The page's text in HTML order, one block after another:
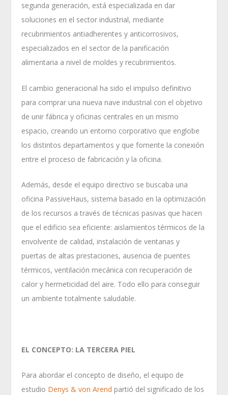
segunda generación, está especializada en dar
soluciones en el sector industrial, mediante
recubrimientos antiadherentes y anticorrosivos,
especializados en el sector de la panificación
alimentaria a nivel de moldes y recubrimientos.
El cambio generacional ha sido el impulso definitivo
para comprar una nueva nave industrial con el objetivo
de unir fábrica y oficinas centrales en un mismo
espacio, creando un entorno corporativo que englobe
los distintos departamentos y que fomente la conexión
entre el proceso de fabricación y la oficina.
Además, desde el equipo directivo se buscaba una
oficina PassiveHaus, sistema basado en la optimización
de los recursos a través de técnicas pasivas que hacen
que el edificio sea eficiente: aislamientos térmicos de la
envolvente de calidad, instalación de ventanas y
puertas de altas prestaciones, ausencia de puentes
térmicos, ventilación mecánica con recuperación de
calor y hermeticidad del aire. Todo ello para conseguir
un ambiente totalmente saludable.
EL CONCEPTO: LA TERCERA PIEL
Para abordar el concepto de diseño, el equipo de
estudio Denys & von Arend partió del significado de los